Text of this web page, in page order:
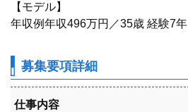
【モデル】
年収例年収496万円／35歳 経験7年
募集要項詳細
仕事内容